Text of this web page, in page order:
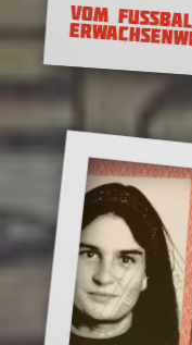
Den
VOM